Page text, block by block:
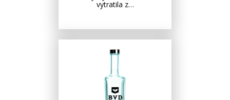
vytratila z…